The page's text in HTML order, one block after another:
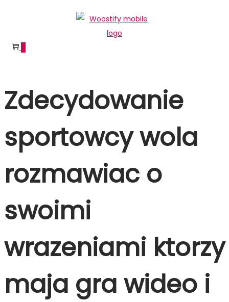
navigation
content
Zdecydowanie
sportowcy wola
rozmawiac o
swoimi
wrazeniami ktorzy
maja gra wideo i